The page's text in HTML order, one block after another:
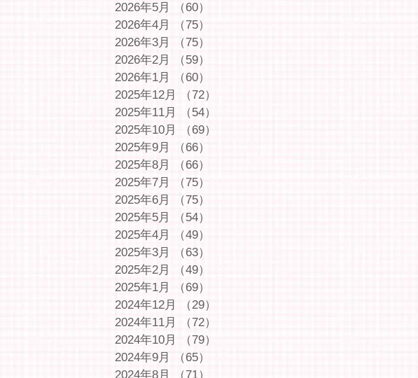
2026年5月
（60）
2026年4月
（75）
2026年3月
（75）
2026年2月
（59）
2026年1月
（60）
2025年12月
（72）
2025年11月
（54）
2025年10月
（69）
2025年9月
（66）
2025年8月
（66）
2025年7月
（75）
2025年6月
（75）
2025年5月
（54）
2025年4月
（49）
2025年3月
（63）
2025年2月
（49）
2025年1月
（69）
2024年12月
（29）
2024年11月
（72）
2024年10月
（79）
2024年9月
（65）
2024年8月
（71）